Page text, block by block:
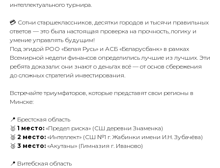
интеллектуального турнира.
💳 Сотни старшеклассников, десятки городов и тысячи правильных
ответов — это была настоящая проверка на прочность, логику и
умение управлять будущим!
Под эгидой РОО «Белая Русь» и АСБ «Беларусбанк» в рамках
Всемирной недели финансов определились лучшие из лучших. Эти
ребята доказали: они знают о деньгах всё — от основ сбережения
до сложных стратегий инвестирования.
Встречайте триумфаторов, которые представят свои регионы в
Минске:
📍 Брестская область
🥇 1 место: «Предел риска» (СШ деревни Знаменка)
🥈 2 место: «Интеллект» (СШ №1 г. Жабинки имени И.Н. Зубачёва)
🥉 3 место: «Акутаны» (Гимназия г. Иваново)
📍 Витебская область